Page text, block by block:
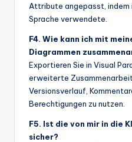
Attribute angepasst, indem
Sprache verwendete.
F4. Wie kann ich mit
Diagrammen
Exportieren Sie in Visual
erweiterte
Versionsverlauf,
Berechtigungen zu nutzen.
F5. Ist die von mir in die
sicher?